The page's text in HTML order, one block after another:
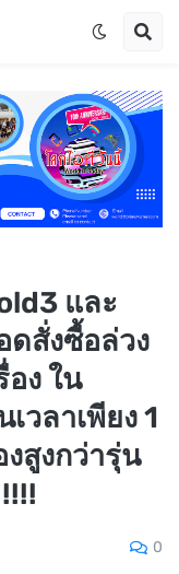
และ
ดสั่งซื้อล่วง
ง ใน
วลาเพียง 1
สูงกว่ารุ่น
0